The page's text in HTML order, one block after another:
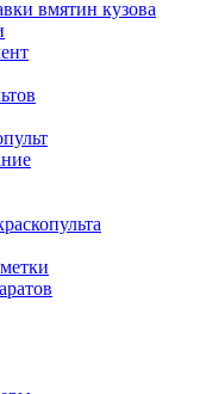
вмятин кузова